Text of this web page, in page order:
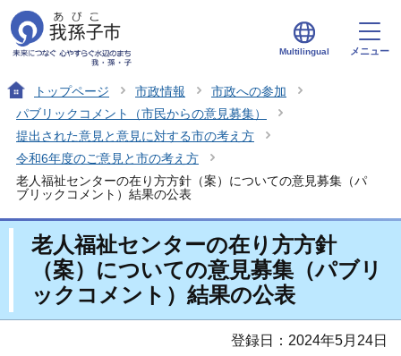
Multilingual メニュー
トップページ 市政情報
市政への参加
パブリックコメント（市民からの意見募集）
提出された意見と意見に対する市の考え方
令和6年度のご意見と市の考え方
老人福祉センターの在り方方針（案）についての意見募集（パ
ブリックコメント）結果の公表
老人福祉センターの在り方方針
（案）についての意見募集（パブリ
ックコメント）結果の公表
登録日：2024年5月24日